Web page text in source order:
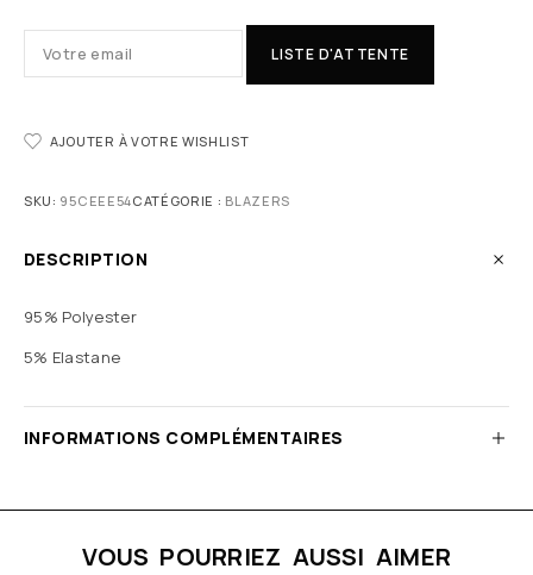
LISTE D'ATTENTE
AJOUTER À VOTRE WISHLIST
SKU: 95CEEE54CATÉGORIE : BLAZERS
DESCRIPTION
95% Polyester
5% Elastane
INFORMATIONS COMPLÉMENTAIRES
VOUS POURRIEZ AUSSI AIMER